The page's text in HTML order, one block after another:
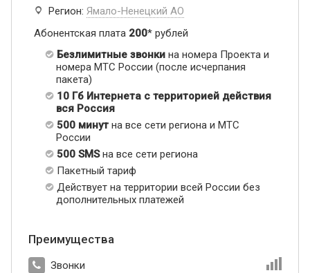
Регион: Ямало-Ненецкий АО
Абонентская плата 200* рублей
Безлимитные звонки на номера Проекта и
номера МТС России (после исчерпания
пакета)
10 Гб Интернета с территорией действия
вся Россия
500 минут на все сети региона и МТС
России
500 SMSна все сети региона
Пакетный тариф
Действует на территории всей России без
дополнительных платежей
Преимущества
Звонки